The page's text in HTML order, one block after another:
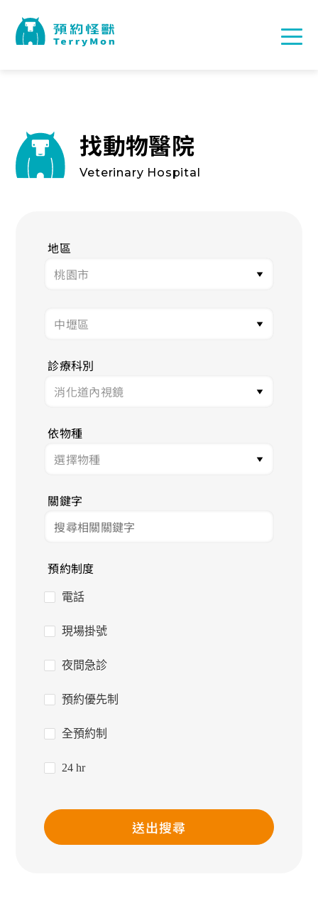
找動物醫院
Veterinary Hospital
地區
診療科別
依物種
關鍵字
預約制度
電話
現場掛號
夜間急診
預約優先制
全預約制
24 hr
送出搜尋